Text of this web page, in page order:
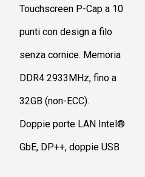
Touchscreen P-Cap a 10
punti con design a filo
senza cornice. Memoria
DDR4 2933MHz, fino a
32GB (non-ECC).
Doppie porte LAN Intel®
GbE, DP++, doppie USB